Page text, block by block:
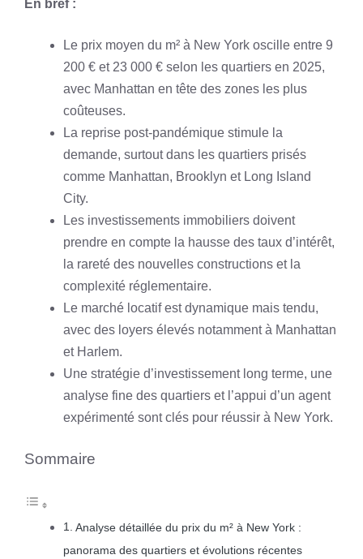
En bref :
Le prix moyen du m² à New York oscille entre 9
200 € et 23 000 € selon les quartiers en 2025,
avec Manhattan en tête des zones les plus
coûteuses.
La reprise post-pandémique stimule la
demande, surtout dans les quartiers prisés
comme Manhattan, Brooklyn et Long Island
City.
Les investissements immobiliers doivent
prendre en compte la hausse des taux d’intérêt,
la rareté des nouvelles constructions et la
complexité réglementaire.
Le marché locatif est dynamique mais tendu,
avec des loyers élevés notamment à Manhattan
et Harlem.
Une stratégie d’investissement long terme, une
analyse fine des quartiers et l’appui d’un agent
expérimenté sont clés pour réussir à New York.
Sommaire
Analyse détaillée du prix du m² à New York :
panorama des quartiers et évolutions récentes